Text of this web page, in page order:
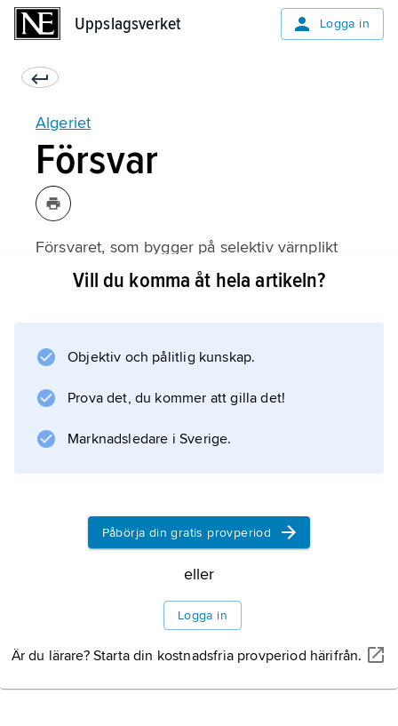
Uppslagsverket Logga in
Algeriet
Försvar
Försvaret, som bygger på selektiv värnplikt
med en första tjänstgöring om 18 månader,
20 patrullbåtar, 140 stridsflygplan och 33
attackhelikoptrar. Reserverna uppgår till 150
uppgår till 187 000 man, varav 150 000
Information om artikeln
Vill du komma åt hela artikeln?
Objektiv och pålitlig kunskap.
Prova det, du kommer att gilla det!
Marknadsledare i Sverige.
Påbörja din gratis provperiod
eller
Logga in
Är du lärare? Starta din kostnadsfria provperiod härifrån.